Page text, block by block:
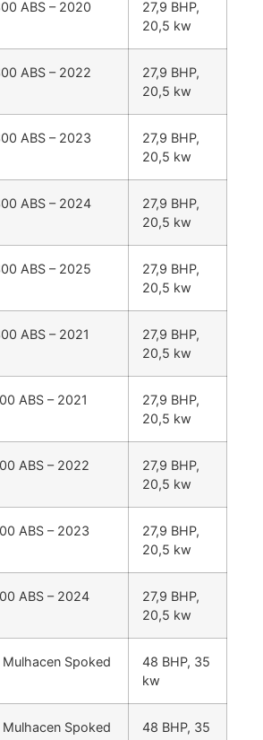
ABS – 2020
27,9 BHP,
20,5 kw
ABS – 2022
27,9 BHP,
20,5 kw
ABS – 2023
27,9 BHP,
20,5 kw
ABS – 2024
27,9 BHP,
20,5 kw
ABS – 2025
27,9 BHP,
20,5 kw
ABS – 2021
27,9 BHP,
20,5 kw
ABS – 2021
27,9 BHP,
20,5 kw
ABS – 2022
27,9 BHP,
20,5 kw
ABS – 2023
27,9 BHP,
20,5 kw
ABS – 2024
27,9 BHP,
20,5 kw
Spoked
48 BHP, 35
kw
Spoked
48 BHP, 35